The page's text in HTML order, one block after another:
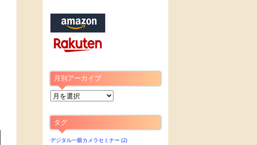
月別アーカイブ
月
ア
ー
カ
タグ
デジタル一眼カメラセミナー (2)